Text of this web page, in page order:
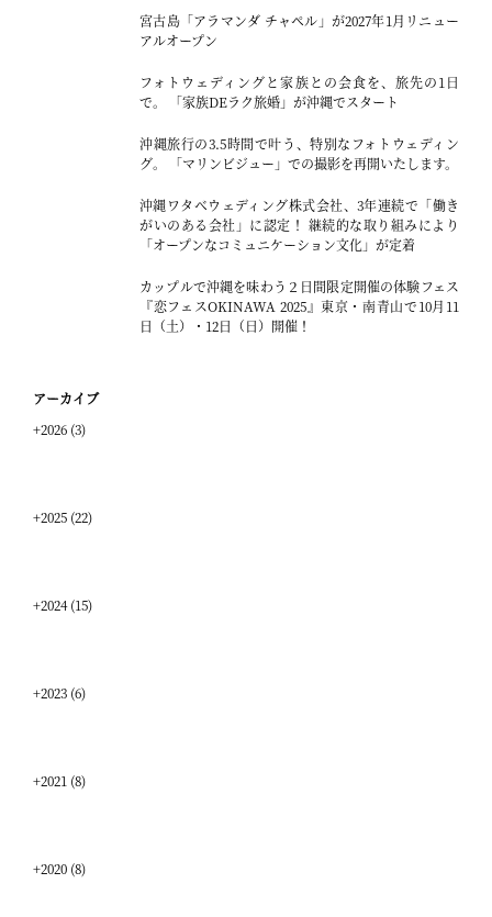
宮古島「アラマンダ チャペル」が2027年1月リニュー
アルオープン
フォトウェディングと家族との会食を、旅先の1日
で。 「家族DEラク旅婚」が沖縄でスタート
沖縄旅行の3.5時間で叶う、特別なフォトウェディン
グ。 「マリンビジュー」での撮影を再開いたします。
沖縄ワタベウェディング株式会社、3年連続で「働き
がいのある会社」に認定！ 継続的な取り組みにより
「オープンなコミュニケーション文化」が定着
カップルで沖縄を味わう２日間限定開催の体験フェス
『恋フェスOKINAWA 2025』東京・南青山で10月11
日（土）・12日（日）開催！
アーカイブ
+2026 (3)
+2025 (22)
+2024(15)
+2023 (6)
+2021 (8)
+2020 (8)